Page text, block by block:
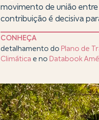
movimento de união entre
contribuição é decisiva
CONHEÇA
detalhamento do Plano de
Climática e no Databook